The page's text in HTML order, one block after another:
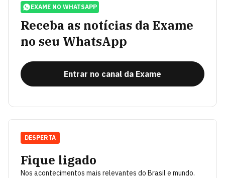
EXAME NO WHATSAPP
Receba as notícias da Exame
no seu WhatsApp
Entrar no canal da Exame
Fique ligado
Nos acontecimentos mais relevantes do Brasil e mundo.
DESPERTA